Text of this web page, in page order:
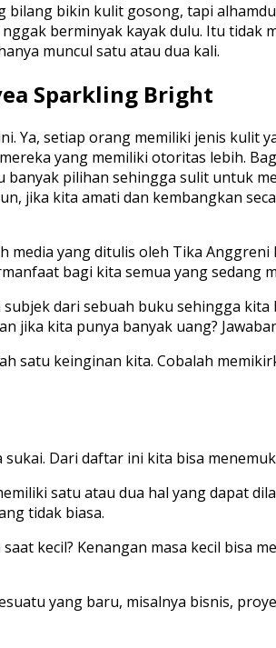
bilang bikin kulit gosong, tapi
berminyak kayak dulu. Itu tidak
muncul satu atau dua kali.
Sparkling Bright
Ya, setiap orang memiliki jenis
yang memiliki otoritas lebih.
pilihan sehingga sulit untuk
jika kita amati dan kembangkan
media yang ditulis oleh Tika
bagi kita semua yang sedang
dari sebuah buku sehingga
jika kita punya banyak uang?
satu keinginan kita. Cobalah
Dari daftar ini kita bisa
satu atau dua hal yang dapat
tidak biasa.
kecil? Kenangan masa kecil bisa
yang baru, misalnya bisnis,